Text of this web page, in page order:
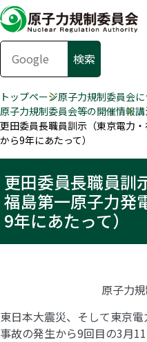
トップページ原子力規制委員会に
原子力規制委員会等の開催情報
更田委員長職員訓示（東京電力
から9年にあたって）
更田委員長職員訓
福島第一原子力発
9年にあたって）
原子力
東日本大震災、そして東京
事故の発生から9回目の3月11